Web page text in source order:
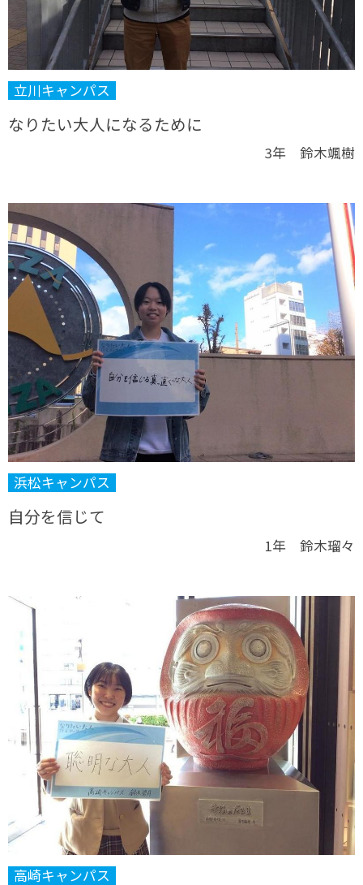
立川キャンパス
なりたい大人になるために
3年 鈴木颯樹
浜松キャンパス
自分を信じて
1年 鈴木瑠々
高崎キャンパス